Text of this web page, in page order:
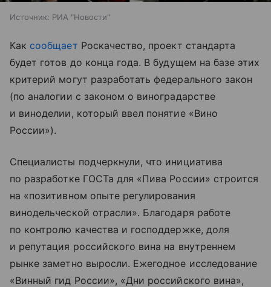
Источник: РИА "Новости"
Как сообщает Роскачество, проект стандарта
будет готов до конца года. В будущем на базе этих
критерий могут разработать федерального закон
(по аналогии с законом о виноградарстве
и виноделии, который ввел понятие «Вино
России»).
Специалисты подчеркнули, что инициатива
по разработке ГОСТа для «Пива России» строится
на «позитивном опыте регулирования
винодельческой отрасли». Благодаря работе
по контролю качества и господдержке, доля
и репутация российского вина на внутреннем
рынке заметно выросли. Ежегодное исследование
«Винный гид России», «Дни российского вина»,